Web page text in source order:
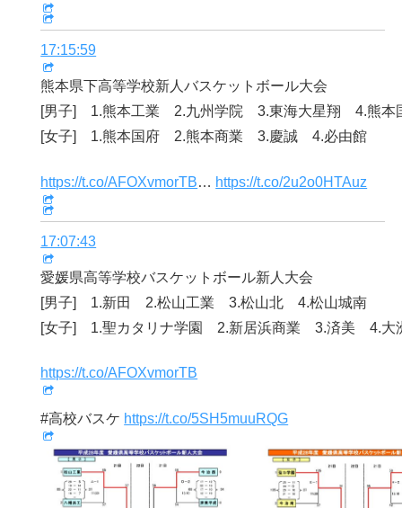
17:15:59
熊本県下高等学校新人バスケットボール大会
[男子] 1.熊本工業 2.九州学院 3.東海大星翔 4.熊本
[女子] 1.熊本国府 2.熊本商業 3.慶誠 4.必由館
https://t.co/AFOXvmorTB… https://t.co/2u2o0HTAuz
17:07:43
愛媛県高等学校バスケットボール新人大会
[男子] 1.新田 2.松山工業 3.松山北 4.松山城南
[女子] 1.聖カタリナ学園 2.新居浜商業 3.済美 4.大
https://t.co/AFOXvmorTB
#高校バスケ https://t.co/5SH5muuRQG